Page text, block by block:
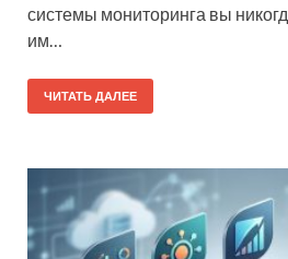
системы мониторинга вы
им…
ЧИТАТЬ ДАЛЕЕ